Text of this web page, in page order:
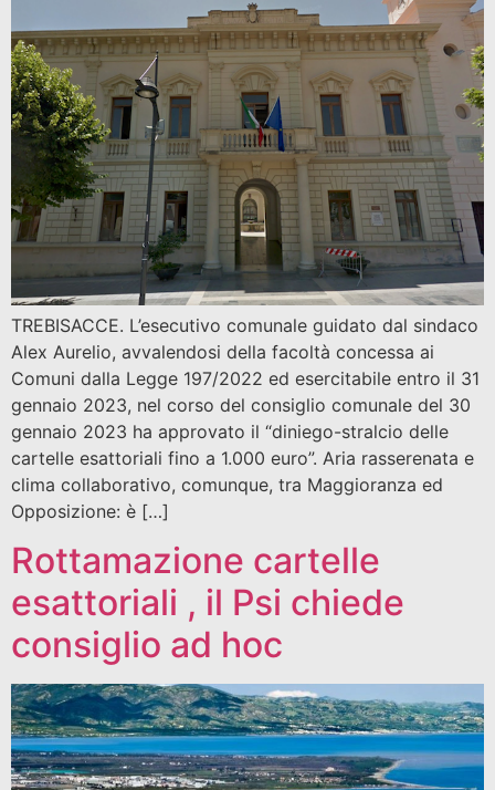
TREBISACCE. L’esecutivo comunale guidato dal sindaco
Alex Aurelio, avvalendosi della facoltà concessa ai
Comuni dalla Legge 197/2022 ed esercitabile entro il 31
gennaio 2023, nel corso del consiglio comunale del 30
gennaio 2023 ha approvato il “diniego-stralcio delle
cartelle esattoriali fino a 1.000 euro”. Aria rasserenata e
clima collaborativo, comunque, tra Maggioranza ed
Opposizione: è […]
Rottamazione cartelle
esattoriali , il Psi chiede
consiglio ad hoc